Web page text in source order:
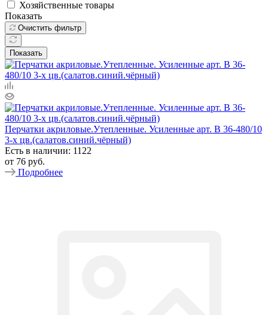
Хозяйственные товары
Показать
Очистить фильтр
Показать
Перчатки акриловые.Утепленные. Усиленные арт. B 36-480/10
3-х цв.(салатов.синий.чёрный)
Есть в наличии: 1122
от 76 руб.
Подробнее